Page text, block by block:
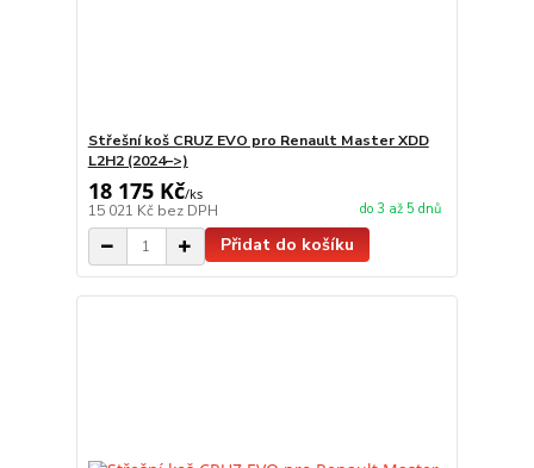
Střešní koš CRUZ EVO pro Renault Master XDD
L2H2 (2024–>)
18 175 Kč/ks
15 021 Kč bez DPH do 3 až 5 dnů
Přidat do košíku